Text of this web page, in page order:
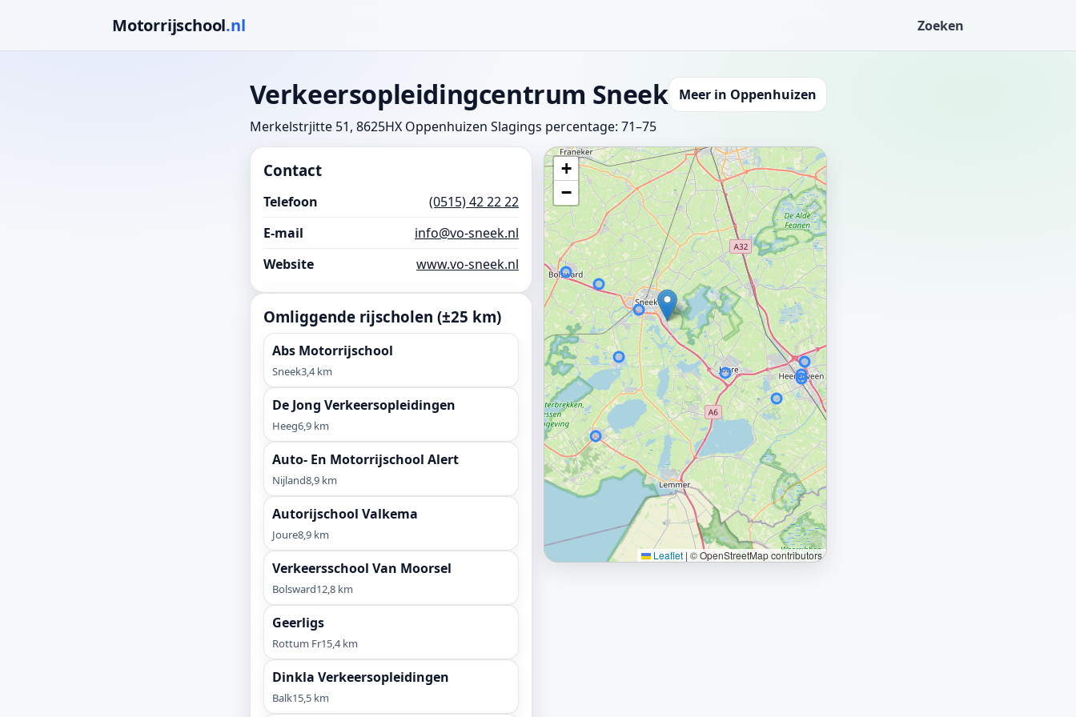
Motorrijschool.nl Zoeken
Verkeersopleidingcentrum Sneek
Merkelstrjitte 51, 8625HX Oppenhuizen Slagings percentage: 71–75
Meer in Oppenhuizen
Contact
Telefoon
(0515) 42 22 22
E-mail
info@vo-sneek.nl
Website
www.vo-sneek.nl
Omliggende rijscholen (±25 km)
Abs Motorrijschool
Sneek3,4 km
De Jong Verkeersopleidingen
Heeg6,9 km
Auto- En Motorrijschool Alert
Nijland8,9 km
Autorijschool Valkema
Joure8,9 km
Verkeersschool Van Moorsel
Bolsward12,8 km
Geerligs
Rottum Fr15,4 km
Dinkla Verkeersopleidingen
Balk15,5 km
+
−
Leaflet | © OpenStreetMap contributors